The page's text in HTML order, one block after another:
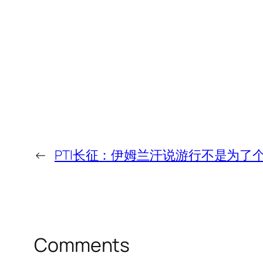
← PTI长征：伊姆兰汗说游行不是为了
Comments